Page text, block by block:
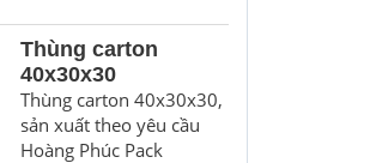
Thùng carton
40x30x30
Thùng carton 40x30x30,
sản xuất theo yêu cầu
Hoàng Phúc Pack